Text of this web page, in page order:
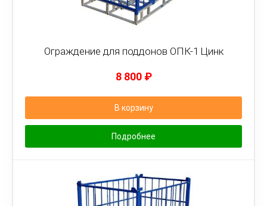
Ограждение для поддонов ОПК-1 Цинк
8 800 ₽
В корзину
Подробнее